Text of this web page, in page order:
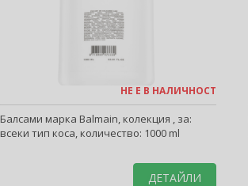
НЕ Е В НАЛИЧНОСТ
Балсами марка Balmain, колекция , за:
всеки тип коса, количество: 1000 ml
ДЕТАЙЛИ